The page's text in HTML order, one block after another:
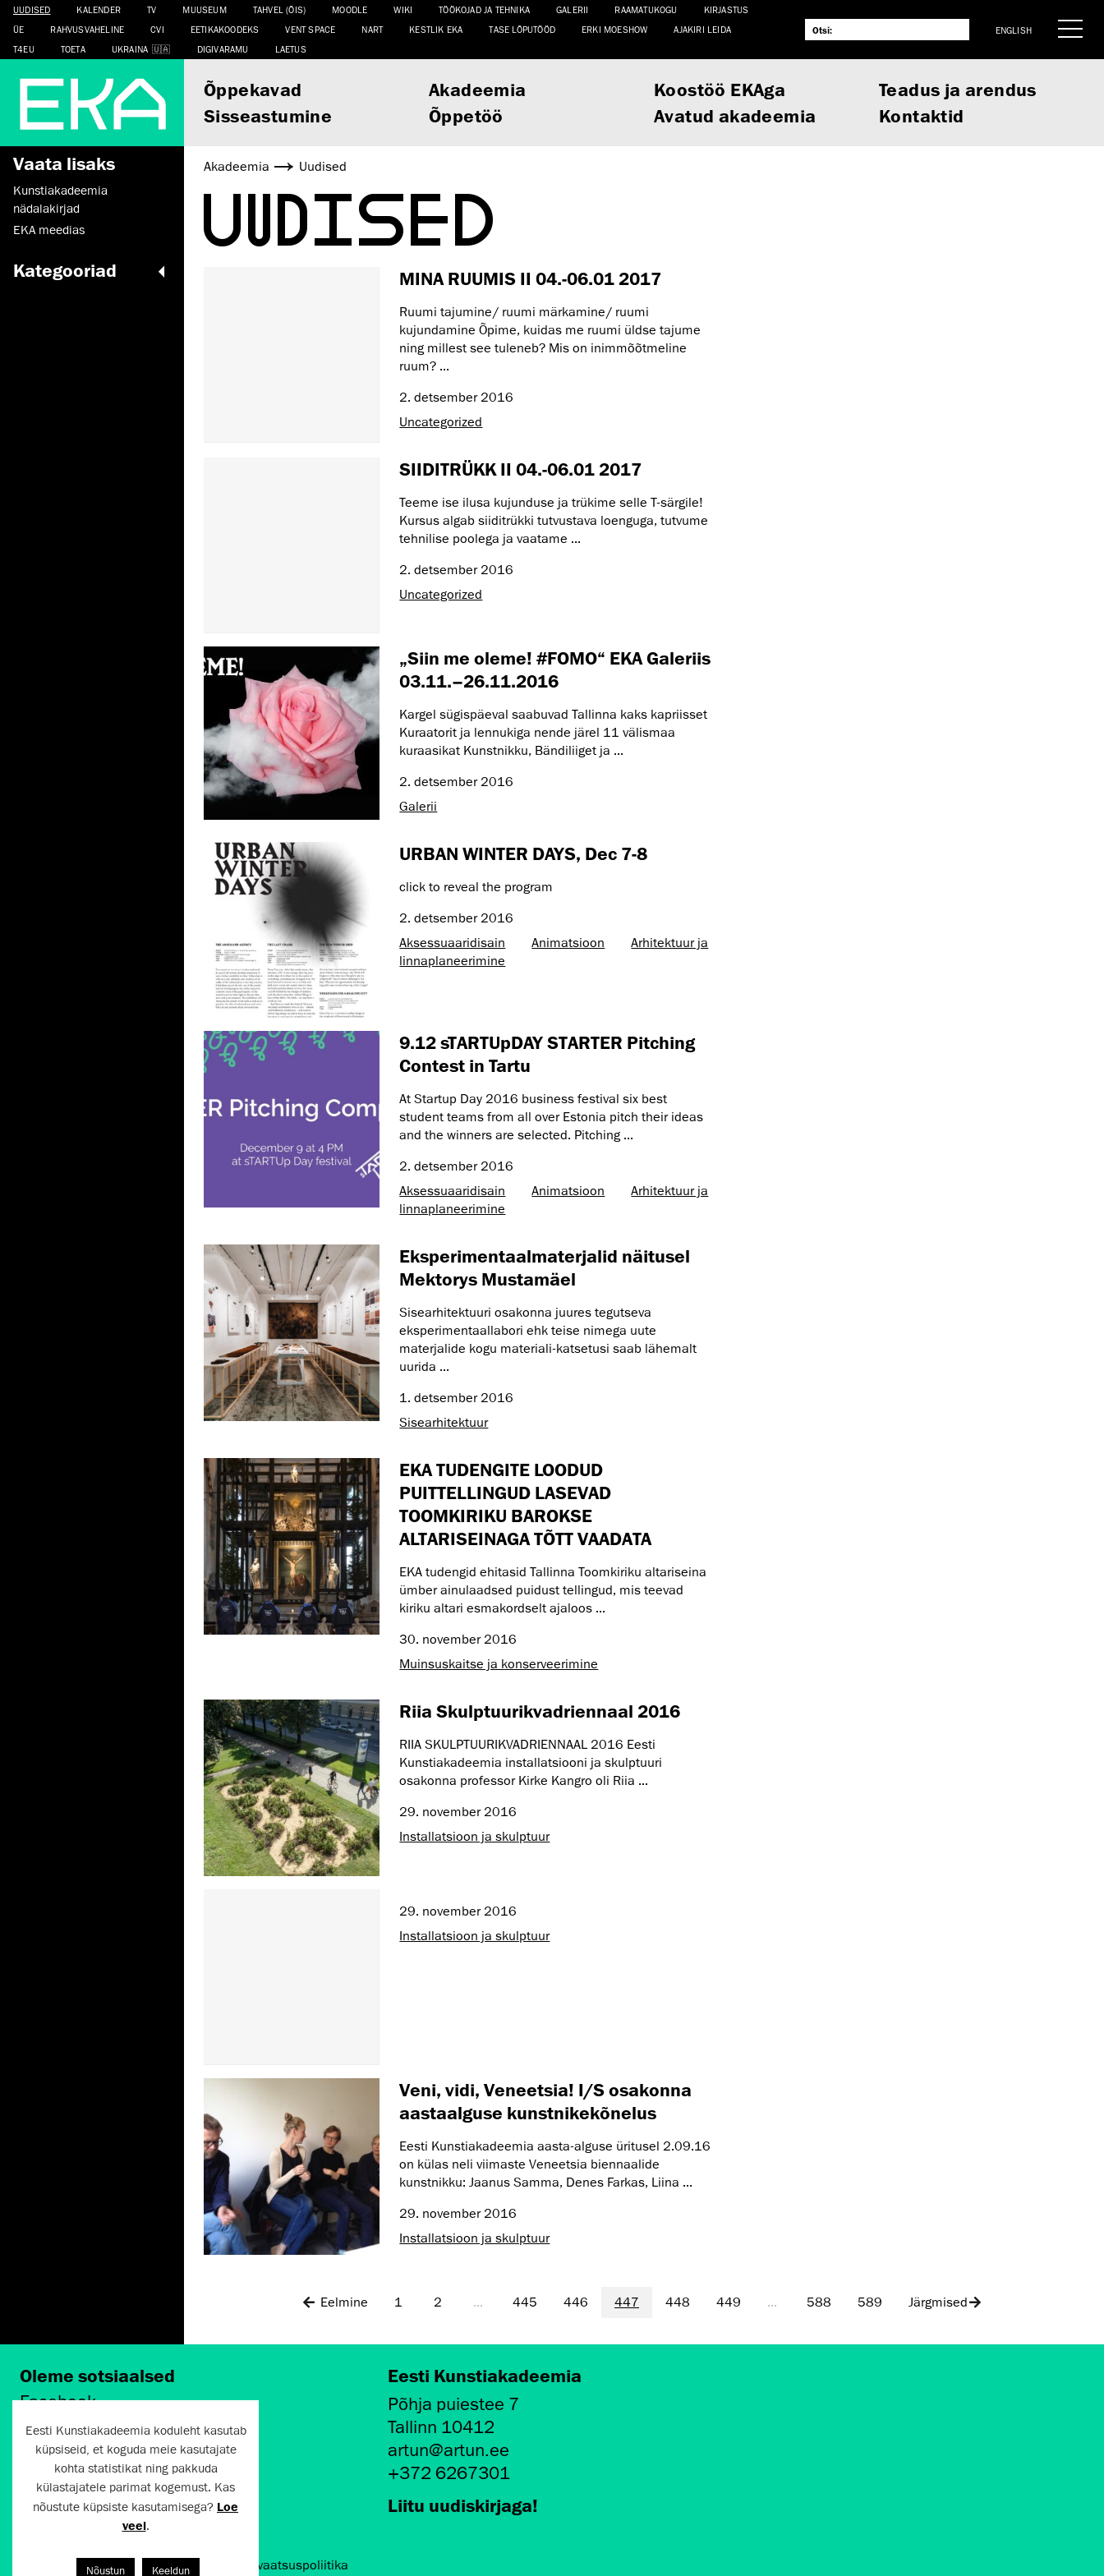
UUDISED KALENDER TV MUUSEUM TAHVEL (ÕIS) MOODLE WIKI TÖÖKOJAD JA TEHNIKA GALERII RAAMATUKOGU
KIRJASTUS
ÜE
RAHVUSVAHELINE CVI EETIKAKOODEKS VENT SPACE NART KESTLIK EKA TASE LÕPUTÖÖD ERKI MOESHOW
AJAKIRI LEIDA
T4EU
TOETA UKRAINA DIGIVARAMU LAETUS
ENGLISH
Õppekavad Akadeemia Koostöö EKAga
Teadus ja arendus
Sisseastumine
Õppetöö Avatud akadeemia Kontaktid
Vaata lisaks
Kunstiakadeemia
nädalakirjad
EKA meedias
Kategooriad
Akadeemia Uudised
UUDISED
MINA RUUMIS II 04.-06.01 2017
Ruumi tajumine/ ruumi märkamine/ ruumi
kujundamine Õpime, kuidas me ruumi üldse tajume
ning millest see tuleneb? Mis on inimmõõtmeline
ruum? ...
2. detsember 2016
Uncategorized
SIIDITRÜKK II 04.-06.01 2017
Teeme ise ilusa kujunduse ja trükime selle T-särgile!
Kursus algab siiditrükki tutvustava loenguga, tutvume
tehnilise poolega ja vaatame ...
2. detsember 2016
Uncategorized
„Siin me oleme! #FOMO“ EKA Galeriis
03.11.–26.11.2016
Kargel sügispäeval saabuvad Tallinna kaks kapriisset
Kuraatorit ja lennukiga nende järel 11 välismaa
kuraasikat Kunstnikku, Bändiliiget ja ...
2. detsember 2016
Galerii
URBAN WINTER DAYS, Dec 7-8
click to reveal the program
2. detsember 2016
Aksessuaaridisain
Animatsioon
Arhitektuur ja
linnaplaneerimine
9.12 sTARTUpDAY STARTER Pitching
Contest in Tartu
At Startup Day 2016 business festival six best
student teams from all over Estonia pitch their ideas
and the winners are selected. Pitching ...
2. detsember 2016
Aksessuaaridisain
Animatsioon
Arhitektuur ja
linnaplaneerimine
Eksperimentaalmaterjalid näitusel
Mektorys Mustamäel
Sisearhitektuuri osakonna juures tegutseva
eksperimentaallabori ehk teise nimega uute
materjalide kogu materiali-katsetusi saab lähemalt
uurida ...
1. detsember 2016
Sisearhitektuur
EKA TUDENGITE LOODUD
PUITTELLINGUD LASEVAD
TOOMKIRIKU BAROKSE
ALTARISEINAGA TÕTT VAADATA
EKA tudengid ehitasid Tallinna Toomkiriku altariseina
ümber ainulaadsed puidust tellingud, mis teevad
kiriku altari esmakordselt ajaloos ...
30. november 2016
Muinsus­kaitse ja konserveerimine
Riia Skulptuurikvadriennaal 2016
RIIA SKULPTUURIKVADRIENNAAL 2016 Eesti
Kunstiakadeemia installatsiooni ja skulptuuri
osakonna professor Kirke Kangro oli Riia ...
29. november 2016
Installatsioon ja skulptuur
29. november 2016
Installatsioon ja skulptuur
Veni, vidi, Veneetsia! I/S osakonna
aastaalguse kunstnikekõnelus
Eesti Kunstiakadeemia aasta-alguse üritusel 2.09.16
on külas neli viimaste Veneetsia biennaalide
kunstnikku: Jaanus Samma, Denes Farkas, Liina ...
29. november 2016
Installatsioon ja skulptuur
Eelmine 1 2 ... 445 446 447 448 449 ... 588 589 Järgmised
Oleme sotsiaalsed
Facebook
Twitter
LinkedIn
Flickr
Vimeo
YouTube
Eesti Kunstiakadeemia
Põhja puiestee 7
Tallinn 10412
artun@artun.ee
+372 6267301
Liitu uudiskirjaga!
Artun.ee 2024 Kasutustingimused ja privaatsuspoliitika
Eesti Kunstiakadeemia koduleht kasutab
küpsiseid, et koguda meie kasutajate
kohta statistikat ning pakkuda
külastajatele parimat kogemust. Kas
nõustute küpsiste kasutamisega? Loe
veel.
Nõustun Keeldun